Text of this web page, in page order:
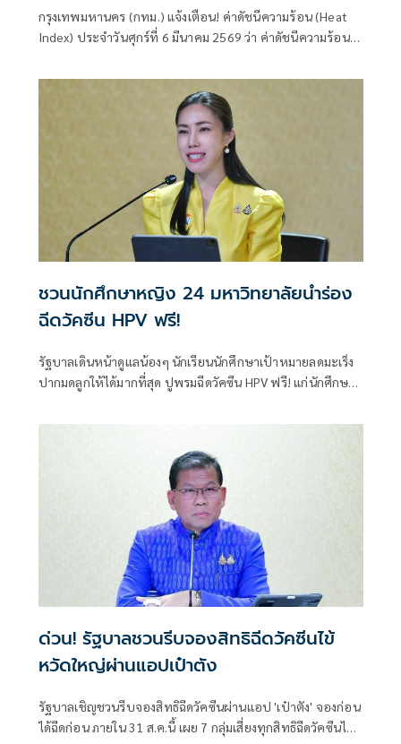
กรุงเทพมหานคร (กทม.) แจ้งเตือน! ค่าดัชนีความร้อน (Heat
Index) ประจำวันศุกร์ที่ 6 มีนาคม 2569 ว่า ค่าดัชนีความร้อน
องศาเซลเซียส)
ชวนนักศึกษาหญิง 24 มหาวิทยาลัยนำร่อง
ฉีดวัคซีน HPV ฟรี!
รัฐบาลเดินหน้าดูแลน้องๆ นักเรียนนักศึกษาเป้าหมายลดมะเร็ง
ปากมดลูกให้ได้มากที่สุด ปูพรมฉีดวัคซีน HPV ฟรี! แก่นักศึกษา
ด่วน! รัฐบาลชวนรีบจองสิทธิฉีดวัคซีนไข้
หวัดใหญ่ผ่านแอปเป๋าตัง
รัฐบาลเชิญชวนรีบจองสิทธิฉีดวัคซีนผ่านแอป 'เป๋าตัง' จองก่อน
ได้ฉีดก่อน ภายใน 31 ส.ค.นี้ เผย 7 กลุ่มเสี่ยงทุกสิทธิฉีดวัคซีนไข้